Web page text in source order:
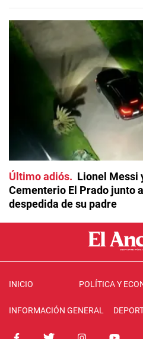
Último adiós
Lionel Messi
Cementerio El Prado junto
despedida de su padre
INICIO POLÍTICA Y
INFORMACIÓN GENERAL